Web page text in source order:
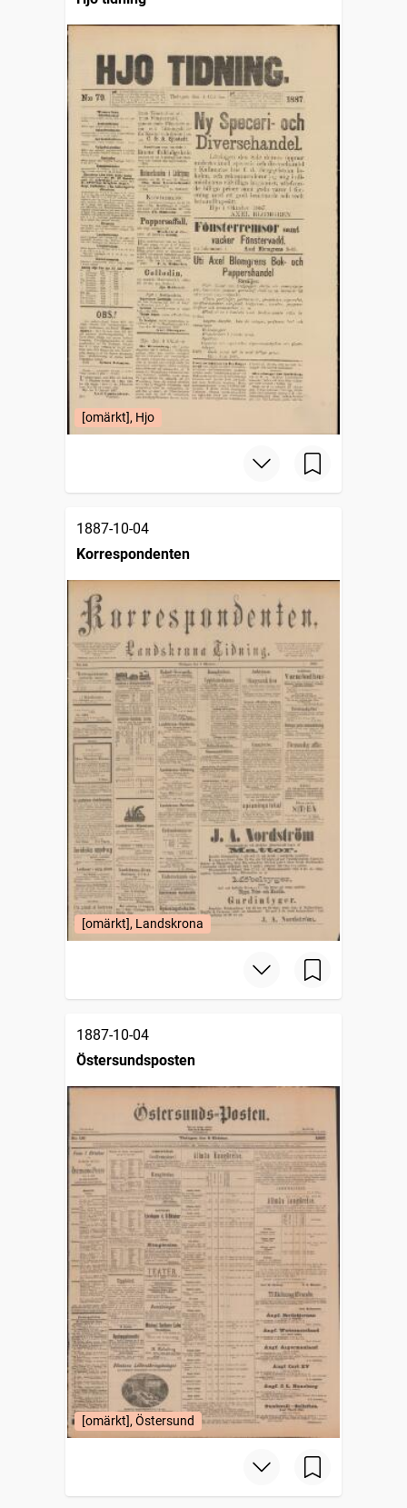
[omärkt], Hjo
1887-10-04
Korrespondenten
[omärkt], Landskrona
1887-10-04
Östersundsposten
[omärkt], Östersund